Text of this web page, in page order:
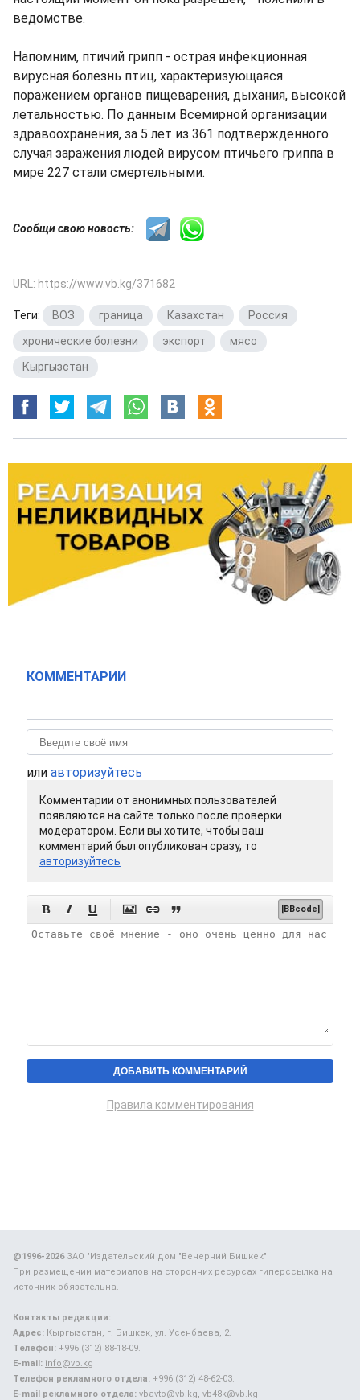
ведомстве.
Напомним, птичий грипп - острая инфекционная
вирусная болезнь птиц, характеризующаяся
поражением органов пищеварения, дыхания, высокой
летальностью. По данным Всемирной организации
здравоохранения, за 5 лет из 361 подтвержденного
случая заражения людей вирусом птичьего гриппа в
мире 227 стали смертельными.
Сообщи свою новость:
URL: https://www.vb.kg/371682
Теги: ВОЗ граница Казахстан Россия
хронические болезни
экспорт мясо
Кыргызстан
КОММЕНТАРИИ
или авторизуйтесь
Комментарии от анонимных пользователей
появляются на сайте только после проверки
модератором. Если вы хотите, чтобы ваш
комментарий был опубликован сразу, то
авторизуйтесь
      [BBcode]
Правила комментирования
@1996-2026ЗАО "Издательский дом "Вечерний Бишкек"
При размещении материалов на сторонних ресурсах гиперссылка на
источник обязательна.
Контакты редакции:
Адрес: Кыргызстан, г. Бишкек, ул. Усенбаева, 2.
Телефон: +996 (312) 88-18-09.
E-mail: info@vb.kg
Телефон рекламного отдела: +996 (312) 48-62-03.
E-mail рекламного отдела: vbavto@vb.kg, vb48k@vb.kg